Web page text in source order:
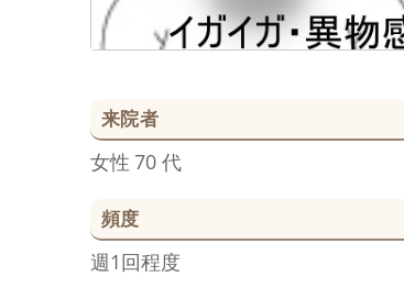
来院者
女性 70 代
頻度
週1回程度